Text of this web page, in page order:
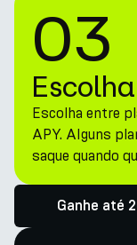
03
Escolha entre
APY. Alguns
saque quando
Ganhe até